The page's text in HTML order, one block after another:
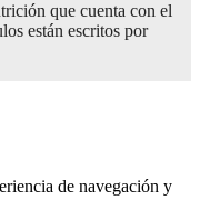
que cuenta con el
están escritos por
de navegación y